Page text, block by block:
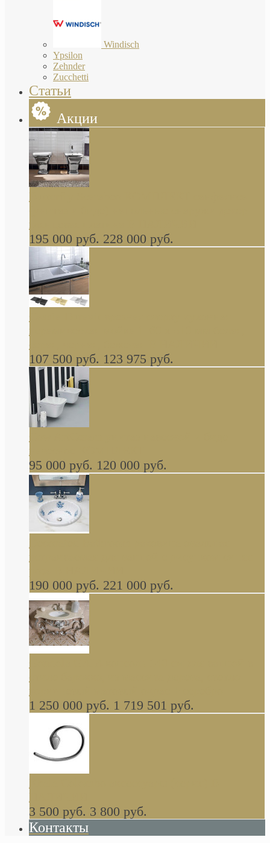
Windisch
Ypsilon
Zehnder
Zucchetti
Статьи
Акции
Butterfly Scarabeo КОМПЛЕКТ санфаянса
глянцевая платина В НАЛИЧИИ
195 000 руб. 228 000 руб.
керамическая мойка 1160 x 510 мм белая,
серая, черная, бежевая В НАЛИЧИИ
107 500 руб. 123 975 руб.
навесное КОМПЛЕКТ
95 000 руб. 120 000 руб.
Decorated Bathroom раковина овальная
встраиваемая для ванной с рисунком синяя
роза В НАЛИЧИИ
190 000 руб. 221 000 руб.
стиле барокко, из массива дерева, светло
коричневый матовый окрас + серебро
1 250 000 руб. 1 719 501 руб.
Khala Colombo аксессуары (серия) В
НАЛИЧИИ
3 500 руб. 3 800 руб.
Контакты